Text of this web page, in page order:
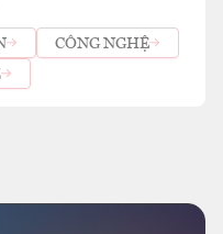
CÔNG NGHỆ